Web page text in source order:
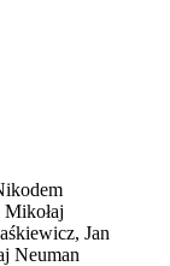
Jan
Neuman